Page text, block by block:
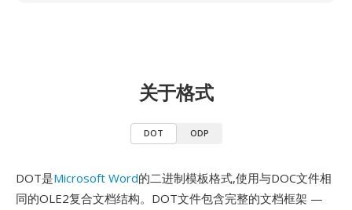
关于格式
DOT ODP
DOT是Microsoft Word的二进制模板格式,使用与DOC文件相
同的OLE2复合文档结构。DOT文件包含完整的文档框架 —